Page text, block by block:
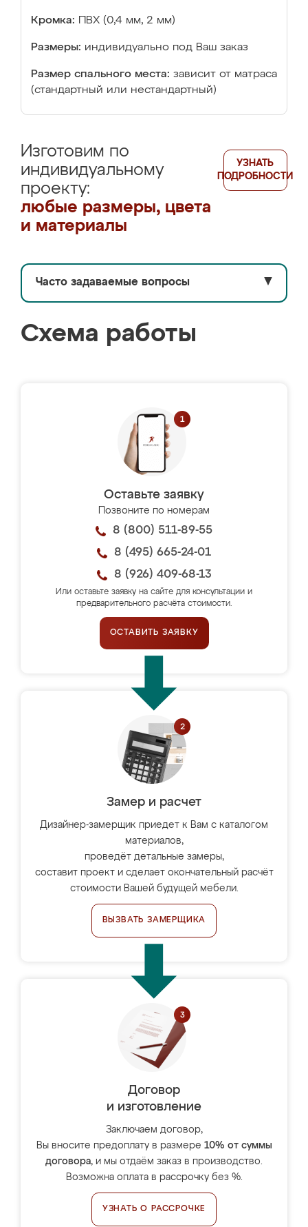
Кромка: ПВХ (0,4 мм, 2 мм)
Размеры: индивидуально под Ваш заказ
Размер спального места: зависит от матраса
(стандартный или нестандартный)
Изготовим по
индивидуальному
проекту:
любые размеры, цвета
и материалы
УЗНАТЬ
ПОДРОБНОСТИ
Часто задаваемые вопросы ▼
Схема работы
Оставьте заявку
Позвоните по номерам
8 (800) 511-89-55
8 (495) 665-24-01
8 (926) 409-68-13
Или оставьте заявку на сайте для консультации и
предварительного расчёта стоимости.
ОСТАВИТЬ ЗАЯВКУ
Замер и расчет
Дизайнер-замерщик приедет к Вам с каталогом
материалов,
проведёт детальные замеры,
составит проект и сделает окончательный расчёт
стоимости Вашей будущей мебели.
ВЫЗВАТЬ ЗАМЕРЩИКА
Договор
и изготовление
Заключаем договор,
Вы вносите предоплату в размере 10% от суммы
договора, и мы отдаём заказ в производство.
Возможна оплата в рассрочку без %.
УЗНАТЬ О РАССРОЧКЕ